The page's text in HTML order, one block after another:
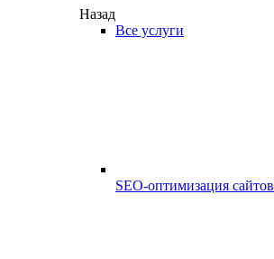
Назад
Все услуги
SEO-оптимизация сайтов